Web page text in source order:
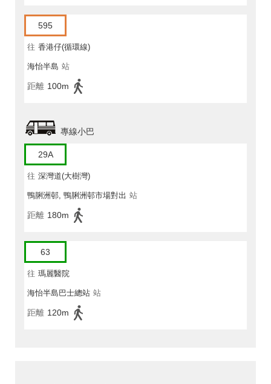
595
往 香港仔(循環線)
海怡半島 站
距離 100m
專線小巴
29A
往 深灣道(大樹灣)
鴨脷洲邨, 鴨脷洲邨市場對出 站
距離 180m
63
往 瑪麗醫院
海怡半島巴士總站 站
距離 120m